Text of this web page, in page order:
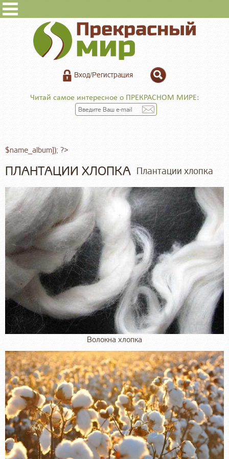
Вход/Регистрация
Читай самое интересное о ПРЕКРАСНОМ МИРЕ:
$name_album]); ?>
ПЛАНТАЦИИ ХЛОПКА Плантации хлопка
Волокна хлопка